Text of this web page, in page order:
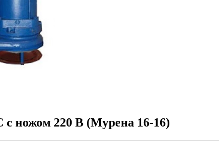
ножом 220 В (Мурена 16-16)